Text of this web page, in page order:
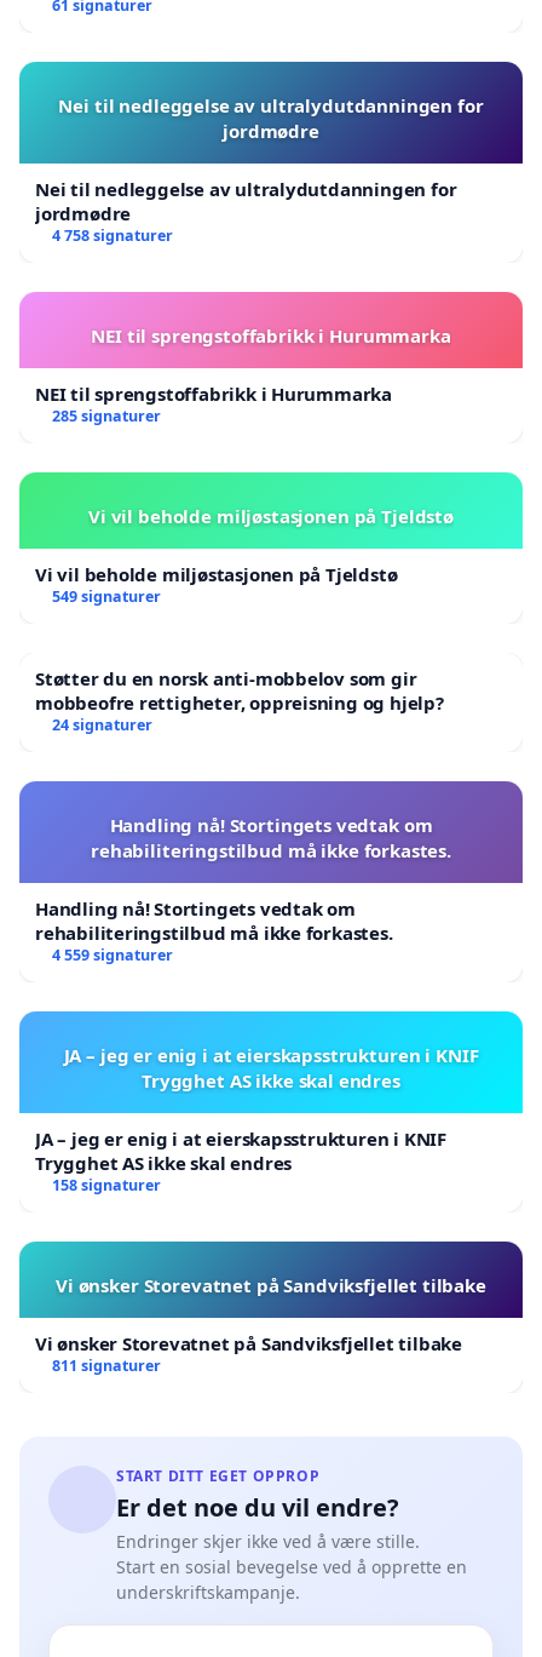
61 signaturer
Nei til nedleggelse av ultralydutdanningen for
jordmødre
Nei til nedleggelse av ultralydutdanningen for
jordmødre
4 758 signaturer
NEI til sprengstoffabrikk i Hurummarka
NEI til sprengstoffabrikk i Hurummarka
285 signaturer
Vi vil beholde miljøstasjonen på Tjeldstø
Vi vil beholde miljøstasjonen på Tjeldstø
549 signaturer
Støtter du en norsk anti-mobbelov som gir
mobbeofre rettigheter, oppreisning og hjelp?
24 signaturer
Handling nå! Stortingets vedtak om
rehabiliteringstilbud må ikke forkastes.
Handling nå! Stortingets vedtak om
rehabiliteringstilbud må ikke forkastes.
4 559 signaturer
JA – jeg er enig i at eierskapsstrukturen i KNIF
Trygghet AS ikke skal endres
JA – jeg er enig i at eierskapsstrukturen i KNIF
Trygghet AS ikke skal endres
158 signaturer
Vi ønsker Storevatnet på Sandviksfjellet tilbake
Vi ønsker Storevatnet på Sandviksfjellet tilbake
811 signaturer
START DITT EGET OPPROP
Er det noe du vil endre?
Endringer skjer ikke ved å være stille.
Start en sosial bevegelse ved å opprette en
underskriftskampanje.